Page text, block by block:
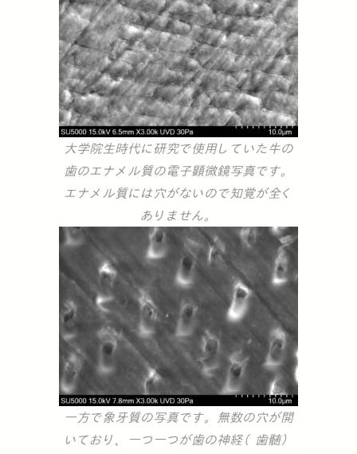
大学院生時代に研究で使用していた牛の
歯のエナメル質の電子顕微鏡写真です。
エナメル質には穴がないので知覚が全く
ありません。
一方で象牙質の写真です。無数の穴が開
いており、一つ一つが歯の神経（歯髄）